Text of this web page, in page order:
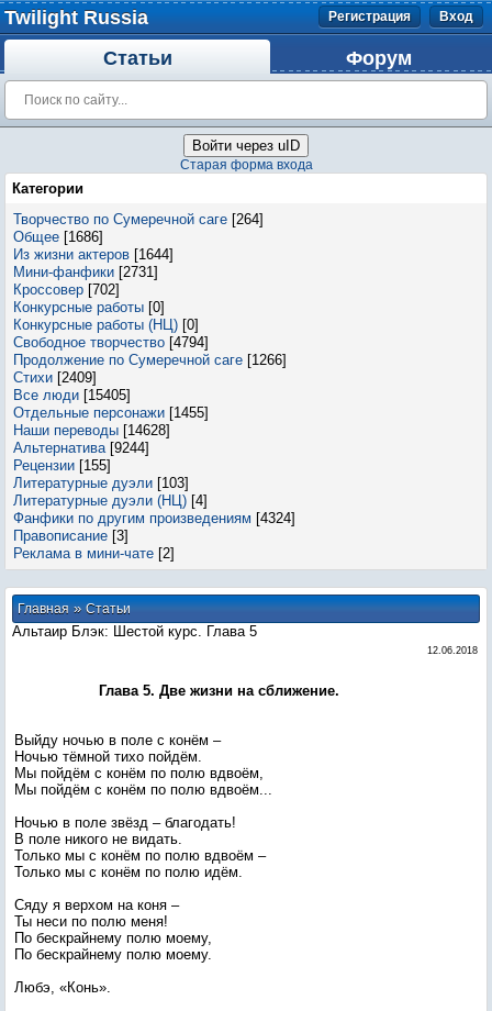
Twilight Russia Регистрация Вход
Статьи Форум
Войти через uID
Старая форма входа
Категории
Творчество по Сумеречной саге [264]
Общее [1686]
Из жизни актеров [1644]
Мини-фанфики [2731]
Кроссовер [702]
Конкурсные работы [0]
Конкурсные работы (НЦ) [0]
Свободное творчество [4794]
Продолжение по Сумеречной саге [1266]
Стихи [2409]
Все люди [15405]
Отдельные персонажи [1455]
Наши переводы [14628]
Альтернатива [9244]
Рецензии [155]
Литературные дуэли [103]
Литературные дуэли (НЦ) [4]
Фанфики по другим произведениям [4324]
Правописание [3]
Реклама в мини-чате [2]
Главная»Статьи
Альтаир Блэк: Шестой курс. Глава 5
12.06.2018
Глава 5. Две жизни на сближение.
Выйду ночью в поле с конём –
Ночью тёмной тихо пойдём.
Мы пойдём с конём по полю вдвоём,
Мы пойдём с конём по полю вдвоём...
Ночью в поле звёзд – благодать!
В поле никого не видать.
Только мы с конём по полю вдвоём –
Только мы с конём по полю идём.
Сяду я верхом на коня –
Ты неси по полю меня!
По бескрайнему полю моему,
По бескрайнему полю моему.
Любэ, «Конь».